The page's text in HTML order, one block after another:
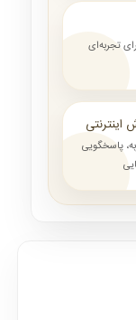
تجربه‌ای
پاسخگویی